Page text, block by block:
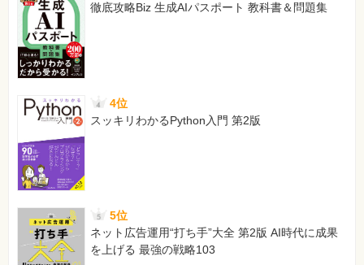
徹底攻略Biz 生成AIパスポート 教科書＆問題集
4位
スッキリわかるPython入門 第2版
5位
ネット広告運用“打ち手”大全 第2版 AI時代に成果
を上げる 最強の戦略103